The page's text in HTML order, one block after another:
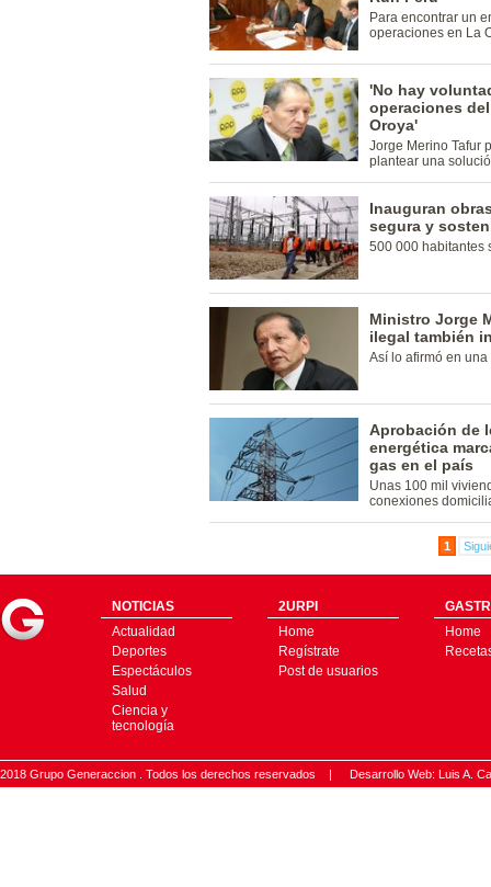
Para encontrar un
operaciones en La
'No hay
operaciones
Oroya'
Jorge Merino Tafur
plantear una
Inauguran
segura y
500 000 habitantes
Ministro Jorge
ilegal también
Así lo afirmó en
Aprobación de
energética
gas en el país
Unas 100 mil
conexiones
1
NOTICIAS
Actualidad
Deportes
Espectáculos
Salud
Ciencia y
tecnología
2URPI
Home
Regístrate
Post de usuarios
Home
2018 Grupo Generaccion . Todos los derechos reservados | Desarrollo Web: Luis